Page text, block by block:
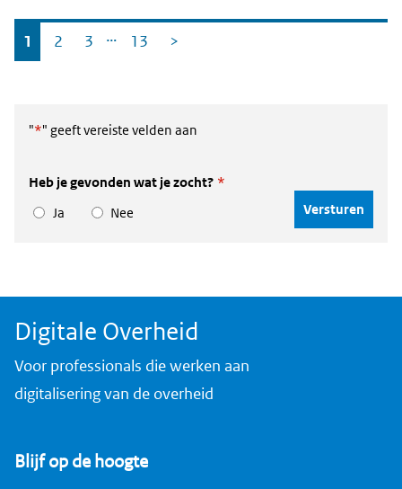
1 2 3 … 13 Oudere documenten
>
"*" geeft vereiste velden aan
Heb je gevonden wat je zocht? *
Ja
Nee
Digitale Overheid
Voor professionals die werken aan
digitalisering van de overheid
Blijf op de hoogte